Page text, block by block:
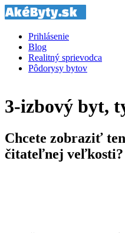
Prihlásenie
Blog
Realitný sprievodca
Pôdorysy bytov
3-izbový byt,
Chcete zobraziť
čitateľnej veľkosti?